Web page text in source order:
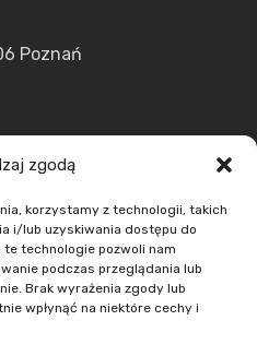
zgodą
korzystamy z technologii, takich
i/lub uzyskiwania dostępu do
technologie pozwoli nam
podczas przeglądania lub
Brak wyrażenia zgody lub
wpłynąć na niektóre cechy i
Poznań